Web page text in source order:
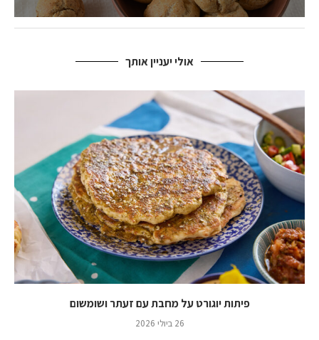
אולי יעניין אותך
פיתות יוגורט על מחבת עם זעתר ושומשום
26 ביולי 2026